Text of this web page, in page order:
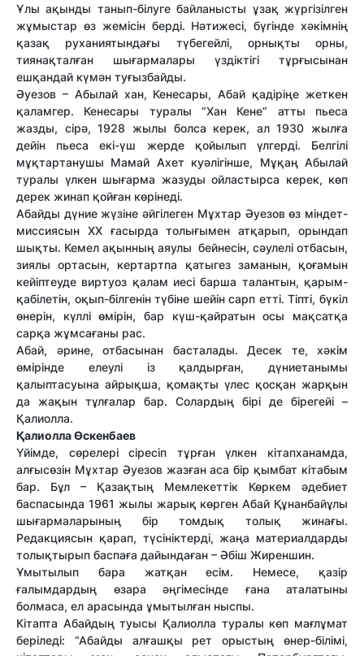
Ұлы ақынды танып-білуге байланысты ұзақ жүргізілген
жұмыстар өз жемісін берді. Нәтижесі, бүгінде хәкімнің
қазақ руханиятындағы түбегейлі, орнықты орны,
тиянақталған шығармалары үздіктігі тұрғысынан
ешқандай күмән туғызбайды.
Әуезов – Абылай хан, Кенесары, Абай қадіріңе жеткен
қаламгер. Кенесары туралы “Хан Кене” атты пьеса
жазды, сірә, 1928 жылы болса керек, ал 1930 жылға
дейін пьеса екі-үш жерде қойылып үлгерді. Белгілі
мұқтартанушы Мамай Ахет куәлігінше, Мұқаң Абылай
туралы үлкен шығарма жазуды ойластырса керек, көп
дерек жинап қойған көрінеді.
Абайды дүние жүзіне әйгілеген Мұхтар Әуезов өз міндет-
миссиясын XX ғасырда толығымен атқарып, орындап
шықты. Кемел ақынның аяулы бейнесін, сәулелі отбасын,
зиялы ортасын, кертартпа қатыгез заманын, қоғамын
кейіптеуде виртуоз қалам иесі барша талантын, қарым-
қабілетін, оқып-білгенін түбіне шейін сарп етті. Тіпті, бүкіл
өнерін, күллі өмірін, бар күш-қайратын осы мақсатқа
сарқа жұмсағаны рас.
Абай, әрине, отбасынан басталады. Десек те, хәкім
өмірінде елеулі із қалдырған, дүниетанымы
қалыптасуына айрықша, қомақты үлес қосқан жарқын
да жақын тұлғалар бар. Солардың бірі де бірегейі –
Қалиолла.
Қалиолла Өскенбаев
Үйімде, сөрелері сіресіп тұрған үлкен кітапханамда,
алғысөзін Мұхтар Әуезов жазған аса бір қымбат кітабым
бар. Бұл – Қазақтың Мемлекеттік Көркем әдебиет
баспасында 1961 жылы жарық көрген Абай Құнанбайұлы
шығармаларының бір томдық толық жинағы.
Редакциясын қарап, түсініктерді, жаңа материалдарды
толықтырып баспаға дайындаған – Әбіш Жиреншин.
Ұмытылып бара жатқан есім. Немесе, қазір
ғалымдардың өзара әңгімесінде ғана аталатыны
болмаса, ел арасында ұмытылған ныспы.
Кітапта Абайдың туысы Қалиолла туралы көп мағлұмат
беріледі: “Абайды алғашқы рет орыстың өнер-білімі,